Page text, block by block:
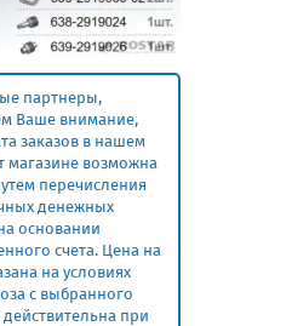
партнеры,
Ваше внимание,
заказов в нашем
магазине возможна
перечисления
денежных
основании
счета. Цена на
на условиях
с выбранного
действительна при